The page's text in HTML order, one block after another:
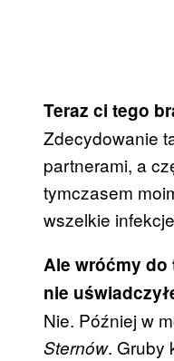
Teraz ci tego
Zdecydowanie
partnerami, a
tymczasem
wszelkie
Ale wróćmy do
nie
Nie. Później w
Sternów. Gruby